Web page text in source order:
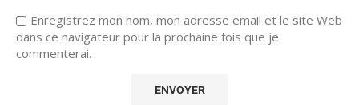
Enregistrez mon nom, mon adresse email et le site Web
dans ce navigateur pour la prochaine fois que je
commenterai.